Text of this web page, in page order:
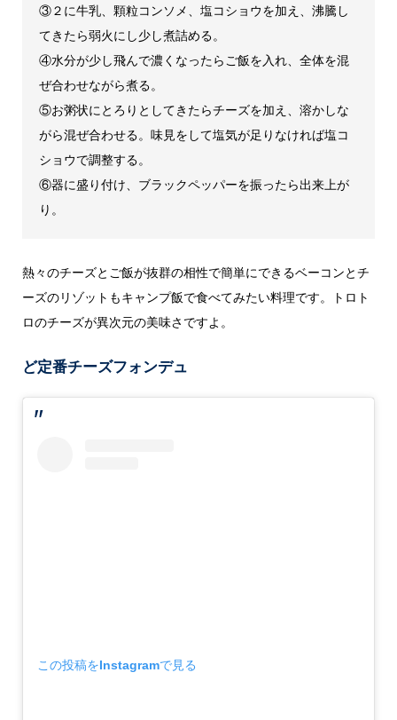
③２に牛乳、顆粒コンソメ、塩コショウを加え、沸騰し
てきたら弱火にし少し煮詰める。
④水分が少し飛んで濃くなったらご飯を入れ、全体を混
ぜ合わせながら煮る。
⑤お粥状にとろりとしてきたらチーズを加え、溶かしな
がら混ぜ合わせる。味見をして塩気が足りなければ塩コ
ショウで調整する。
⑥器に盛り付け、ブラックペッパーを振ったら出来上が
り。
熱々のチーズとご飯が抜群の相性で簡単にできるベーコンとチ
ーズのリゾットもキャンプ飯で食べてみたい料理です。トロト
ロのチーズが異次元の美味さですよ。
ど定番チーズフォンデュ
この投稿をInstagramで見る